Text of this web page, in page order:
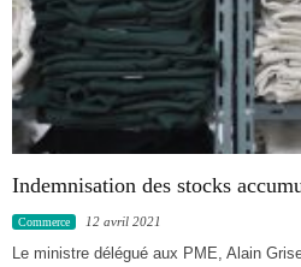
Indemnisation des stocks
Commerce 12 avril 2021
Le ministre délégué aux PME, Alain